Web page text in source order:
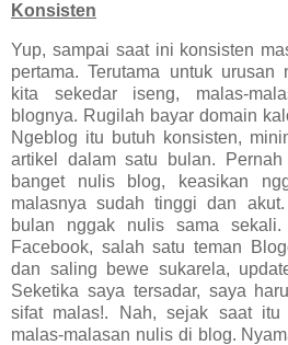
Konsisten
Yup, sampai saat ini konsisten
pertama. Terutama untuk urusan
kita sekedar iseng, malas-
blognya. Rugilah bayar domain
Ngeblog itu butuh konsisten,
artikel dalam satu bulan.
banget nulis blog, keasikan
malasnya sudah tinggi dan
bulan nggak nulis sama
Facebook, salah satu teman
dan saling bewe sukarela,
Seketika saya tersadar, saya
sifat malas!. Nah, sejak saat
malas-malasan nulis di blog.